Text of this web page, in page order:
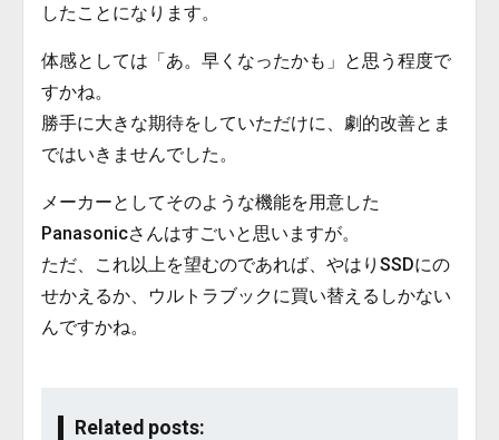
したことになります。
体感としては「あ。早くなったかも」と思う程度で
すかね。
勝手に大きな期待をしていただけに、劇的改善とま
ではいきませんでした。
メーカーとしてそのような機能を用意した
Panasonicさんはすごいと思いますが。
ただ、これ以上を望むのであれば、やはりSSDにの
せかえるか、ウルトラブックに買い替えるしかない
んですかね。
Related posts: